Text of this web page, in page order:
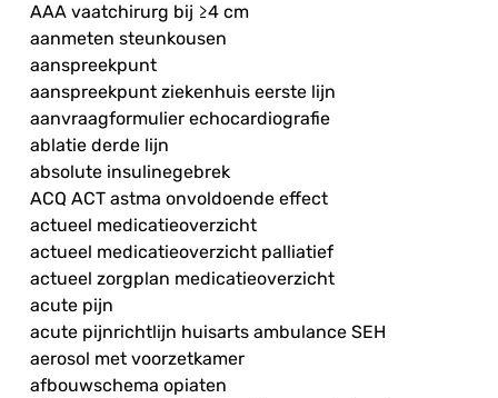
AAA vaatchirurg bij ≥4 cm
aanmeten steunkousen
aanspreekpunt
aanspreekpunt ziekenhuis eerste lijn
aanvraagformulier echocardiografie
ablatie derde lijn
absolute insulinegebrek
ACQ ACT astma onvoldoende effect
actueel medicatieoverzicht
actueel medicatieoverzicht palliatief
actueel zorgplan medicatieoverzicht
acute pijn
acute pijnrichtlijn huisarts ambulance SEH
aerosol met voorzetkamer
afbouwschema opiaten